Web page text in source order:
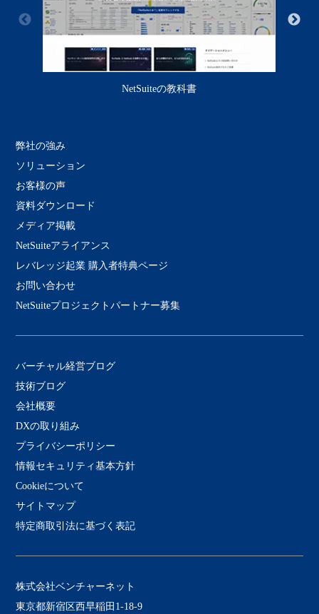
NetSuiteの教科書
弊社の強み
ソリューション
お客様の声
資料ダウンロード
メディア掲載
NetSuiteアライアンス
レバレッジ起業 購入者特典ページ
お問い合わせ
NetSuiteプロジェクトパートナー募集
バーチャル経営ブログ
技術ブログ
会社概要
DXの取り組み
プライバシーポリシー
情報セキュリティ基本方針
Cookieについて
サイトマップ
特定商取引法に基づく表記
株式会社ベンチャーネット
東京都新宿区西早稲田1-18-9